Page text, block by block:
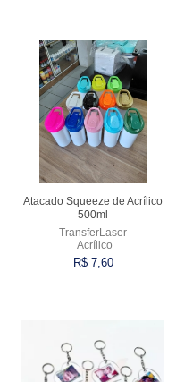
Atacado Squeeze de Acrílico
500ml
TransferLaser
Acrílico
R$ 7,60